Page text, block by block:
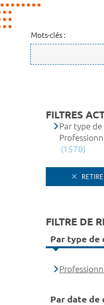
Mots-clés :
FILTRES
Par type
(1570)
FILTRE DE
Par type de
Par date de